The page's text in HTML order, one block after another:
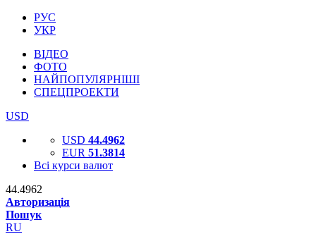
РУС
УКР
ВІДЕО
ФОТО
НАЙПОПУЛЯРНІШІ
СПЕЦПРОЕКТИ
USD
USD 44.4962
EUR 51.3814
Всі курси валют
44.4962
Авторизація
Пошук
RU